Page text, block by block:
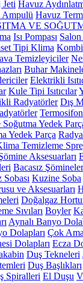
Jeti Havuz
Ampulü Havuz
VE
Isı Pompası
Tipi Klima Kombi
Temizleyiciler
Buhar
Elektrikli
Kule Tipi Isıtıcılar
Radyatörler Dış
Soğutma Yedek
Yedek Parça
Temizleme
Aksesuarları
Bacasız Şömineler
Kuzine Soba
ve Aksesuarları
Doğalgaz
Sıvıları Boyler
Aynalı Banyo
Dolapları Çok
Dolapları Ecza
Duş Tekneleri
Duş Başlıkları
Spiralleri El Duşu